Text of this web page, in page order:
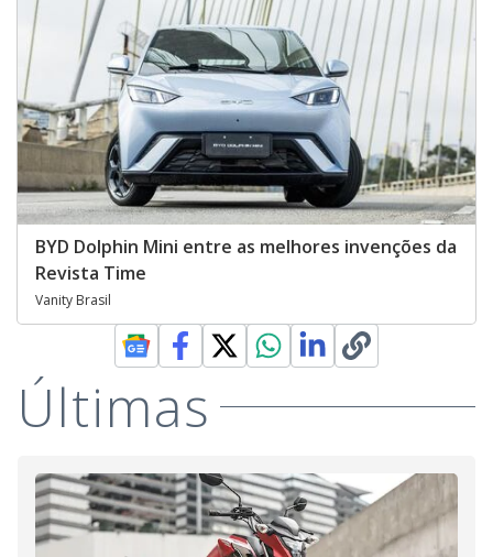
BYD Dolphin Mini entre as melhores invenções da
Revista Time
Vanity Brasil
Últimas